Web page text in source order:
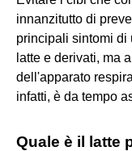
innanzitutto di
principali sintomi di
latte e derivati, ma
dell'apparato
infatti, è da tempo
Quale è il latte